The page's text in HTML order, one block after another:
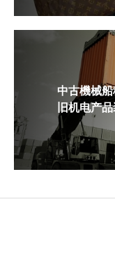
中古機械船
旧机电产品